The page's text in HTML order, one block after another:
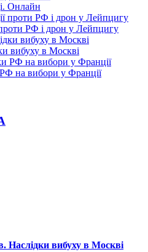
Онлайн
РФ і дрон у Лейпцигу
вибуху в Москві
РФ на вибори у Франції
Наслідки вибуху в Москві